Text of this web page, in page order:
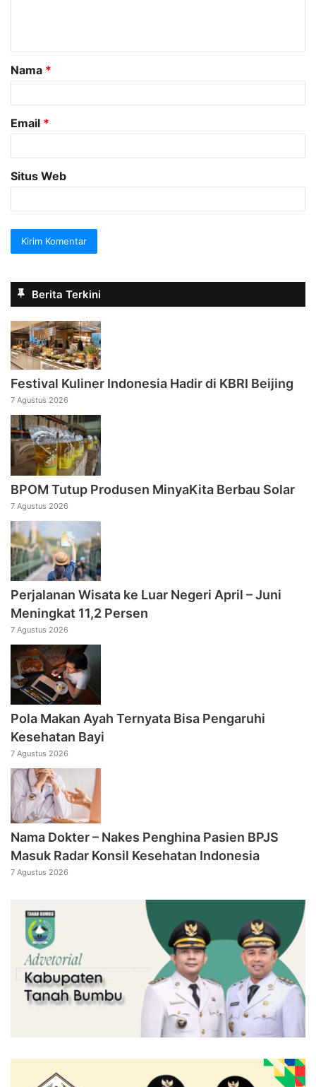
a
r
Nama *
Email *
Situs Web
Berita Terkini
Festival Kuliner Indonesia Hadir di KBRI Beijing
7 Agustus 2026
BPOM Tutup Produsen MinyaKita Berbau Solar
7 Agustus 2026
Perjalanan Wisata ke Luar Negeri April – Juni
Meningkat 11,2 Persen
7 Agustus 2026
Pola Makan Ayah Ternyata Bisa Pengaruhi
Kesehatan Bayi
7 Agustus 2026
Nama Dokter – Nakes Penghina Pasien BPJS
Masuk Radar Konsil Kesehatan Indonesia
7 Agustus 2026